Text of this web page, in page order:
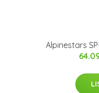
Alpinestars